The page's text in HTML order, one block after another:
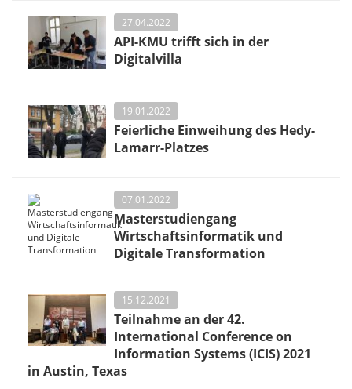
27.04.2022
API-KMU trifft sich in der
Digitalvilla
19.01.2022
Feierliche Einweihung des Hedy-
Lamarr-Platzes
07.01.2022
Masterstudiengang
Wirtschaftsinformatik und
Digitale Transformation
15.12.2021
Teilnahme an der 42.
International Conference on
Information Systems (ICIS) 2021
in Austin, Texas